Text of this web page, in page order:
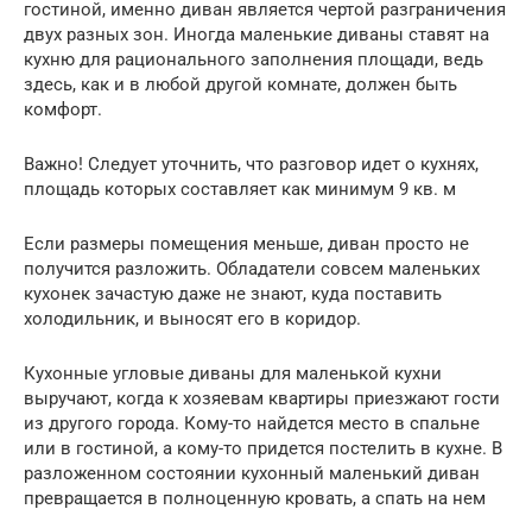
гостиной, именно диван является чертой разграничения
двух разных зон. Иногда маленькие диваны ставят на
кухню для рационального заполнения площади, ведь
здесь, как и в любой другой комнате, должен быть
комфорт.
Важно! Следует уточнить, что разговор идет о кухнях,
площадь которых составляет как минимум 9 кв. м
Если размеры помещения меньше, диван просто не
получится разложить. Обладатели совсем маленьких
кухонек зачастую даже не знают, куда поставить
холодильник, и выносят его в коридор.
Кухонные угловые диваны для маленькой кухни
выручают, когда к хозяевам квартиры приезжают гости
из другого города. Кому-то найдется место в спальне
или в гостиной, а кому-то придется постелить в кухне. В
разложенном состоянии кухонный маленький диван
превращается в полноценную кровать, а спать на нем